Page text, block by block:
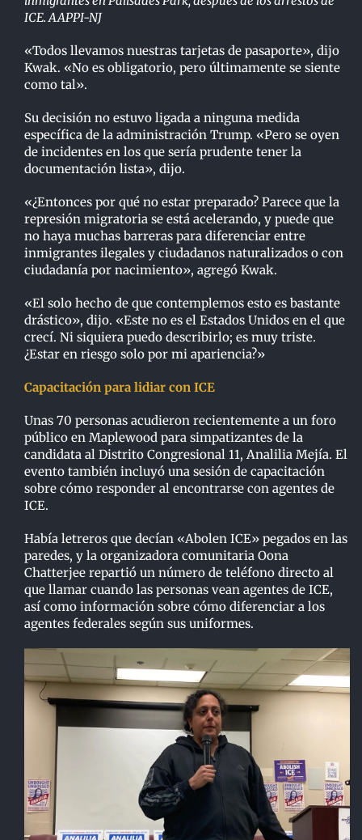
ICE. AAPPI-NJ
«Todos llevamos nuestras tarjetas de pasaporte», dijo
Kwak. «No es obligatorio, pero últimamente se siente
como tal».
Su decisión no estuvo ligada a ninguna medida
específica de la administración Trump. «Pero se oyen
de incidentes en los que sería prudente tener la
documentación lista», dijo.
«¿Entonces por qué no estar preparado? Parece que la
represión migratoria se está acelerando, y puede que
no haya muchas barreras para diferenciar entre
inmigrantes ilegales y ciudadanos naturalizados o con
ciudadanía por nacimiento», agregó Kwak.
«El solo hecho de que contemplemos esto es bastante
drástico», dijo. «Este no es el Estados Unidos en el que
crecí. Ni siquiera puedo describirlo; es muy triste.
¿Estar en riesgo solo por mi apariencia?»
Capacitación para lidiar con ICE
Unas 70 personas acudieron recientemente a un foro
público en Maplewood para simpatizantes de la
candidata al Distrito Congresional 11, Analilia Mejía. El
evento también incluyó una sesión de capacitación
sobre cómo responder al encontrarse con agentes de
ICE.
Había letreros que decían «Abolen ICE» pegados en las
paredes, y la organizadora comunitaria Oona
Chatterjee repartió un número de teléfono directo al
que llamar cuando las personas vean agentes de ICE,
así como información sobre cómo diferenciar a los
agentes federales según sus uniformes.